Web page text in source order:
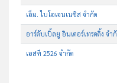
เอ็ม. ไบโอเจนเนซิส จำกัด
อาร์ดับเบิ้ลยู อินเตอร์เทรดดิ้ง จำ
เอสที 2526 จำกัด